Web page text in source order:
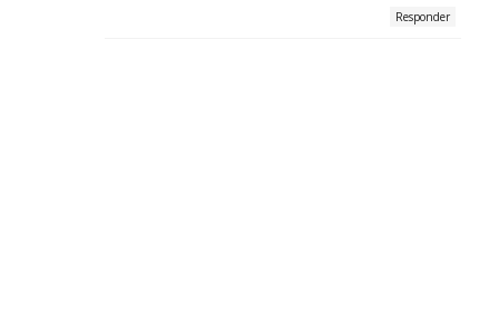
Responder